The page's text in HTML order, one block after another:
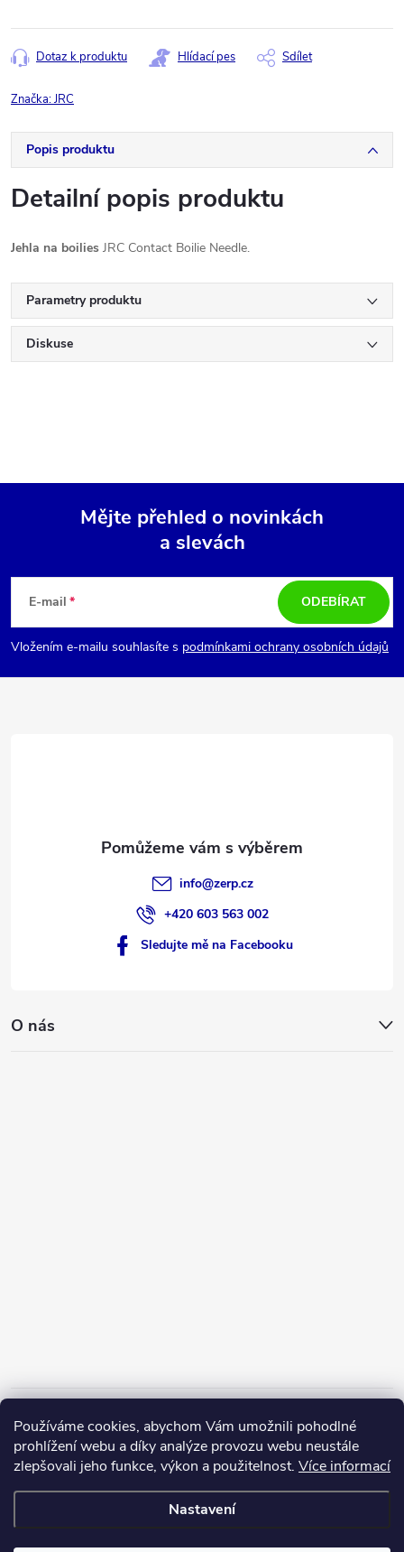
Používáme cookies, abychom Vám umožnili pohodlné
prohlížení webu a díky analýze provozu webu neustále
zlepšovali jeho funkce, výkon a použitelnost. Více informací
Nastavení
cena:
Dotaz k produktu Hlídací pes Sdílet
Značka:JRC
Popis produktu
Detailní popis produktu
Jehla na boilies JRC Contact Boilie Needle.
Parametry produktu
Diskuse
p
a
Mějte přehled o novinkách
a slevách
E-mail
Vložením e-mailu souhlasíte s podmínkami ochrany osobních údajů
ODEBÍRAT
info@zerp.cz
+420 603 563 002
Sledujte mě na Facebooku
O nás